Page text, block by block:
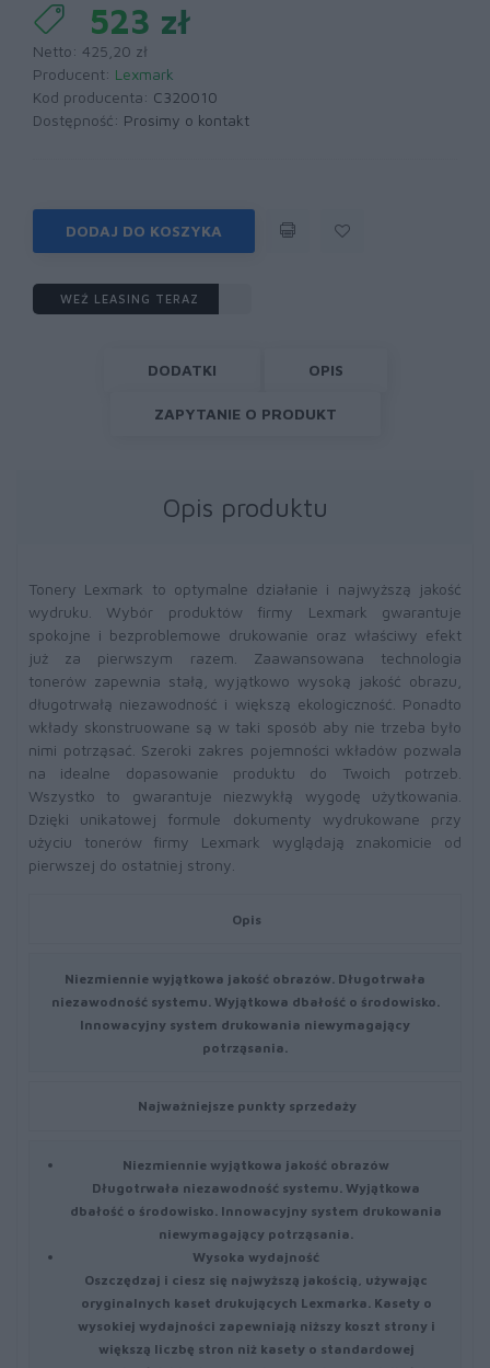
523 zł
Netto: 425,20 zł
Producent: Lexmark
Kod producenta: C320010
Dostępność: Prosimy o kontakt
DODAJ DO KOSZYKA
WEŹ LEASING TERAZ
DODATKI OPIS
ZAPYTANIE O PRODUKT
Opis produktu
Tonery Lexmark to optymalne działanie i najwyższą jakość
wydruku. Wybór produktów firmy Lexmark gwarantuje
spokojne i bezproblemowe drukowanie oraz właściwy efekt
już za pierwszym razem. Zaawansowana technologia
tonerów zapewnia stałą, wyjątkowo wysoką jakość obrazu,
długotrwałą niezawodność i większą ekologiczność. Ponadto
wkłady skonstruowane są w taki sposób aby nie trzeba było
nimi potrząsać. Szeroki zakres pojemności wkładów pozwala
na idealne dopasowanie produktu do Twoich potrzeb.
Wszystko to gwarantuje niezwykłą wygodę użytkowania.
Dzięki unikatowej formule dokumenty wydrukowane przy
użyciu tonerów firmy Lexmark wyglądają znakomicie od
pierwszej do ostatniej strony.
Opis
Niezmiennie wyjątkowa jakość obrazów. Długotrwała
niezawodność systemu. Wyjątkowa dbałość o środowisko.
Innowacyjny system drukowania niewymagający
potrząsania.
Najważniejsze punkty sprzedaży
Niezmiennie wyjątkowa jakość obrazów
Długotrwała niezawodność systemu. Wyjątkowa
dbałość o środowisko. Innowacyjny system drukowania
niewymagający potrząsania.
Wysoka wydajność
Oszczędzaj i ciesz się najwyższą jakością, używając
oryginalnych kaset drukujących Lexmarka. Kasety o
wysokiej wydajności zapewniają niższy koszt strony i
większą liczbę stron niż kasety o standardowej